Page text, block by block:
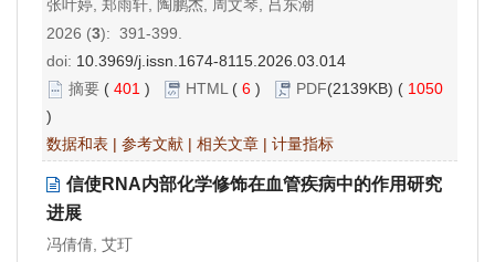
张叶婷, 郑雨轩, 陶鹏杰, 周文琴, 吕东潮
2026 (3): 391-399.
doi: 10.3969/j.issn.1674-8115.2026.03.014
摘要 ( 401 ) HTML ( 6 ) PDF(2139KB) ( 1050
)
数据和表 | 参考文献 | 相关文章 | 计量指标
信使RNA内部化学修饰在血管疾病中的作用研究
进展
冯倩倩, 艾玎